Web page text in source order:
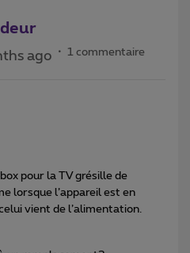
ago 1 commentaire
pour la TV grésille de
lorsque l’appareil est en
vient de l’alimentation.